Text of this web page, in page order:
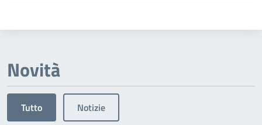
Novità
Tutto Notizie